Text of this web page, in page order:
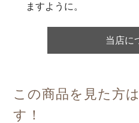
ますように。
当店に
この商品を見た方
す！